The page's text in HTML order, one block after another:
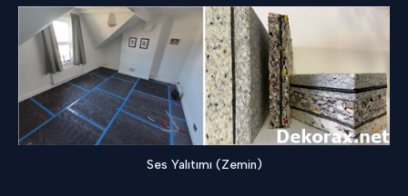
Ses Yalıtımı (Zemin)